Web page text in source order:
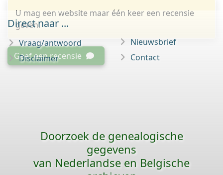
U mag een website maar één keer een recensie
geven.
Geef een recensie
Direct naar ...
Vraag/antwoord
Disclaimer
Nieuwsbrief
Contact
Doorzoek de genealogische
gegevens
van Nederlandse en Belgische